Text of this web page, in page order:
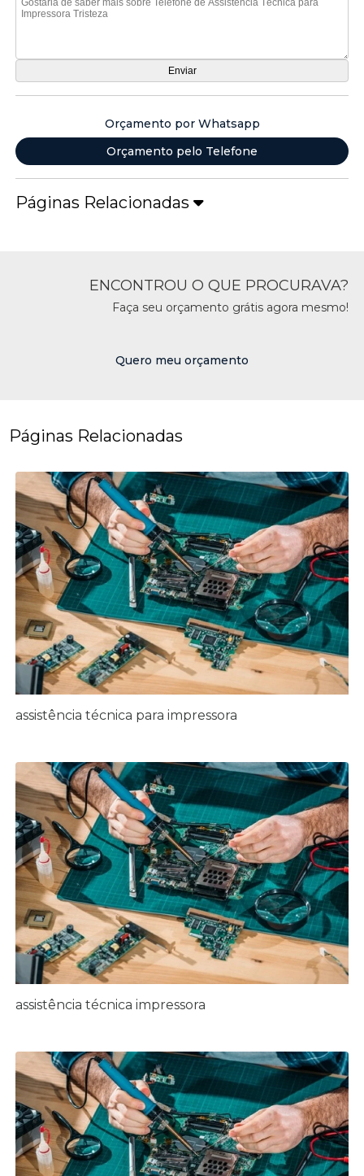
Orçamento por Whatsapp
Orçamento pelo Telefone
Páginas Relacionadas
ENCONTROU O QUE PROCURAVA?
Faça seu orçamento grátis agora mesmo!
Quero meu orçamento
Páginas Relacionadas
assistência técnica para impressora
assistência técnica impressora